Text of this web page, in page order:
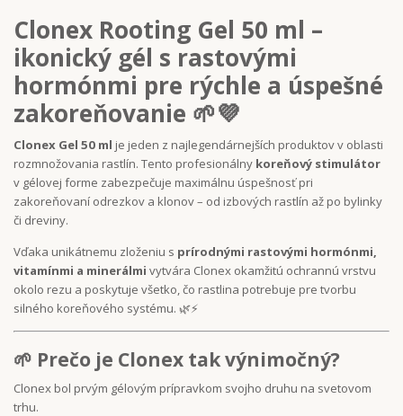
Clonex Rooting Gel 50 ml –
ikonický gél s rastovými
hormónmi pre rýchle a úspešné
zakoreňovanie 🌱💜
Clonex Gel 50 ml je jeden z najlegendárnejších produktov v oblasti
rozmnožovania rastlín. Tento profesionálny koreňový stimulátor
v gélovej forme zabezpečuje maximálnu úspešnosť pri
zakoreňovaní odrezkov a klonov – od izbových rastlín až po bylinky
či dreviny.
Vďaka unikátnemu zloženiu s prírodnými rastovými hormónmi,
vitamínmi a minerálmi vytvára Clonex okamžitú ochrannú vrstvu
okolo rezu a poskytuje všetko, čo rastlina potrebuje pre tvorbu
silného koreňového systému. 🌿⚡
🌱 Prečo je Clonex tak výnimočný?
Clonex bol prvým gélovým prípravkom svojho druhu na svetovom
trhu.